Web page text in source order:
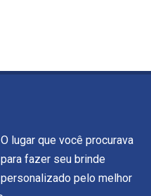
O lugar que você procurava
para fazer seu brinde
personalizado pelo melhor